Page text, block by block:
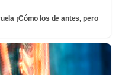
¡Cómo los de antes, pero